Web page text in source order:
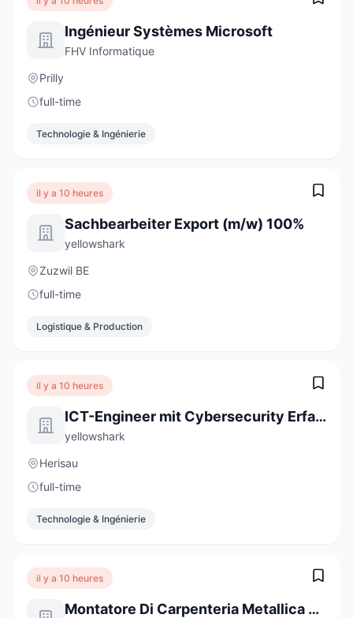
Ingénieur Systèmes Microsoft
FHV Informatique
Prilly
full-time
Technologie & Ingénierie
il y a 10 heures
Sachbearbeiter Export (m/w) 100%
yellowshark
Zuzwil BE
full-time
Logistique & Production
il y a 10 heures
ICT-Engineer mit Cybersecurity Erfahrung (m/w/d) 80-100%
yellowshark
Herisau
full-time
Technologie & Ingénierie
il y a 10 heures
Montatore Di Carpenteria Metallica E Tecnico In Formazione